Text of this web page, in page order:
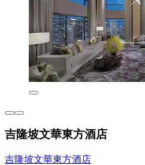
吉隆坡文華東方酒店
吉隆坡文華東方酒店